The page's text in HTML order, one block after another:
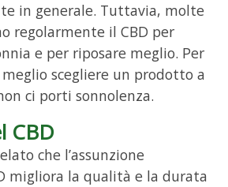
in generale. Tuttavia, molte
regolarmente il CBD per
e per riposare meglio. Per
scegliere un prodotto a
ci porti sonnolenza.
CBD
che l’assunzione
migliora la qualità e la durata